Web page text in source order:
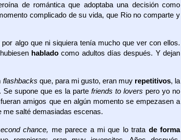
de romántica que adoptaba una decisión como
complicado de su vida, que Rio no comparte y
algo que ni siquiera tenía mucho que ver con ellos.
habladocomo adultos días después. Y dejan
flashbacks que, para mi gusto, eran muy repetitivos, la
supone que es la parte friends to lovers pero yo no
amigos que en algún momento se empezasen a
me salté demasiadas escenas.
chance, me parece a mi que lo trata de forma